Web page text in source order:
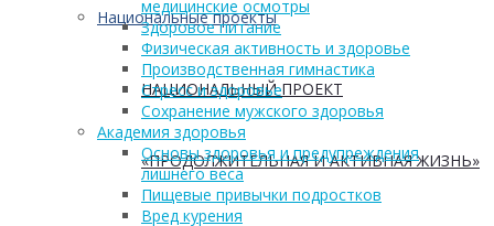
Национальные проекты
НАЦИОНАЛЬНЫЙ ПРОЕКТ
«ПРОДОЛЖИТЕЛЬНАЯ И АКТИВНАЯ ЖИЗНЬ»
медицинские осмотры
Здоровое питание
Физическая активность и здоровье
Производственная гимнастика
Стресс и здоровье
Сохранение мужского здоровья
Академия здоровья
Основы здоровья и предупреждения
лишнего веса
Пищевые привычки подростков
Вред курения